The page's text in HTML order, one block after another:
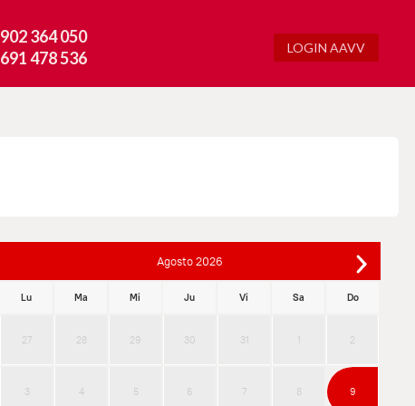
902 364 050
691 478 536
LOGIN AAVV
Agosto 2026
Lu Ma Mi Ju Vi Sa Do
27 28 29 30 31 1 2
3 4 5 6 7 8 9